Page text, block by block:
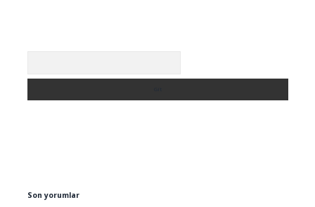
Son yorumlar